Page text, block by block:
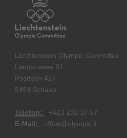
Liechtenstein Olympic Committee
Landstrasse 81
Postfach 427
9494 Schaan
Telefon: +423 232 37 57
E-Mail:
office@olympic.li